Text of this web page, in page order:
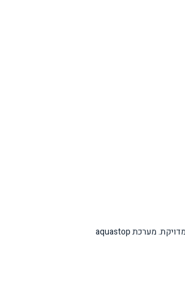
החיישן העכירות המובנה במנוע מנטר באופן מתמיד את רמת הלכלוך במים ומתאים את זמן הרחיצה בהתאם. שש נקודות הקבעה (שתיים בכל צד ושתיים בחלק העליון) מבטיחות התקנה יציבה ומדויקת. מערכת aquastop